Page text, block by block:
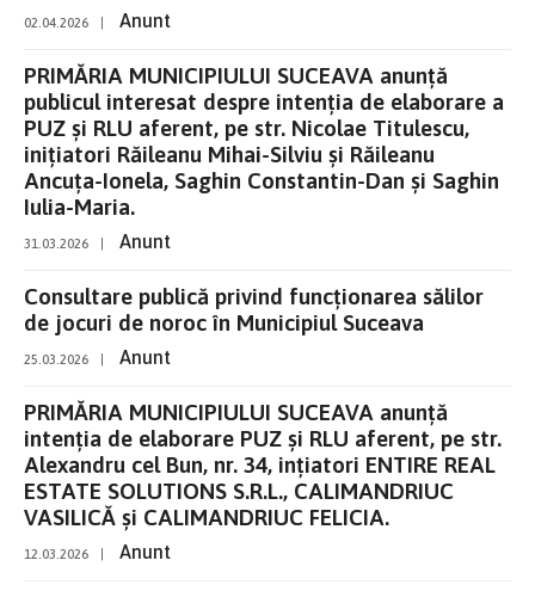
02.04.2026 Anunt
PRIMĂRIA MUNICIPIULUI SUCEAVA anunţă
publicul interesat despre intenţia de elaborare a
PUZ și RLU aferent, pe str. Nicolae Titulescu,
inițiatori Răileanu Mihai-Silviu și Răileanu
Ancuța-Ionela, Saghin Constantin-Dan și Saghin
Iulia-Maria.
31.03.2026 Anunt
Consultare publică privind funcționarea sălilor
de jocuri de noroc în Municipiul Suceava
25.03.2026 Anunt
PRIMĂRIA MUNICIPIULUI SUCEAVA anunţă
intenţia de elaborare PUZ și RLU aferent, pe str.
Alexandru cel Bun, nr. 34, ințiatori ENTIRE REAL
ESTATE SOLUTIONS S.R.L., CALIMANDRIUC
VASILICĂ și CALIMANDRIUC FELICIA.
12.03.2026 Anunt